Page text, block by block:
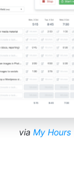
via My Hours